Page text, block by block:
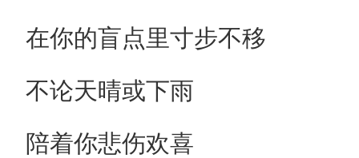
在你的盲点里寸步不移
不论天晴或下雨
陪着你悲伤欢喜